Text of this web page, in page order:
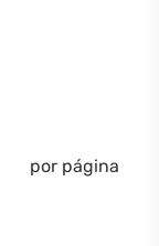
por página